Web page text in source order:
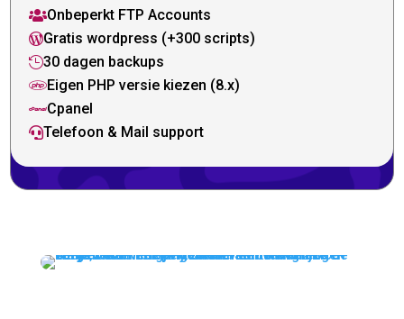
Onbeperkt FTP Accounts
Gratis wordpress (+300 scripts)
30 dagen backups
Eigen PHP versie kiezen (8.x)
Cpanel
Telefoon & Mail support